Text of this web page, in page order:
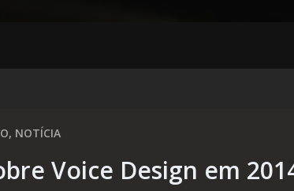
, NOTÍCIA
Voice Design em